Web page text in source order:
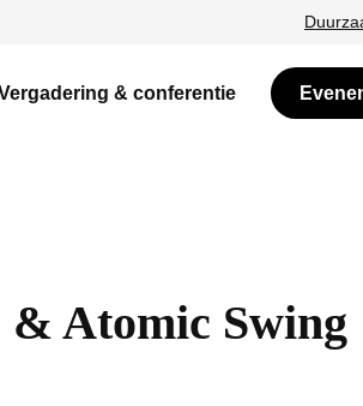
& conferentie
& Atomic Swing